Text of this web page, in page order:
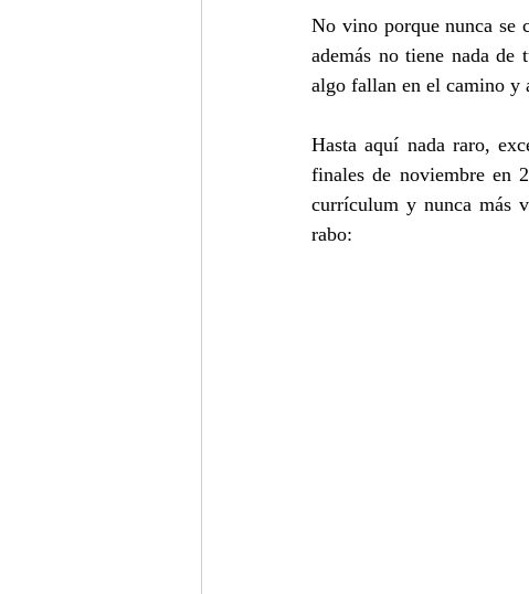
No vino porque nunca se
además no tiene nada
algo fallan en el camino y
Hasta aquí nada raro,
finales de noviembre en
currículum y nunca más
rabo: